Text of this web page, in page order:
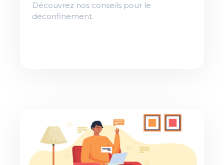
Découvrez nos conseils pour le
déconfinement.